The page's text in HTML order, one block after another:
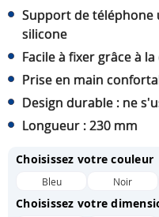
Support de téléphone
silicone
Facile à fixer grâce à
Prise en main
Design durable : ne
Longueur : 230 mm
Choisissez votre couleur
Bleu Noir
Choisissez votre